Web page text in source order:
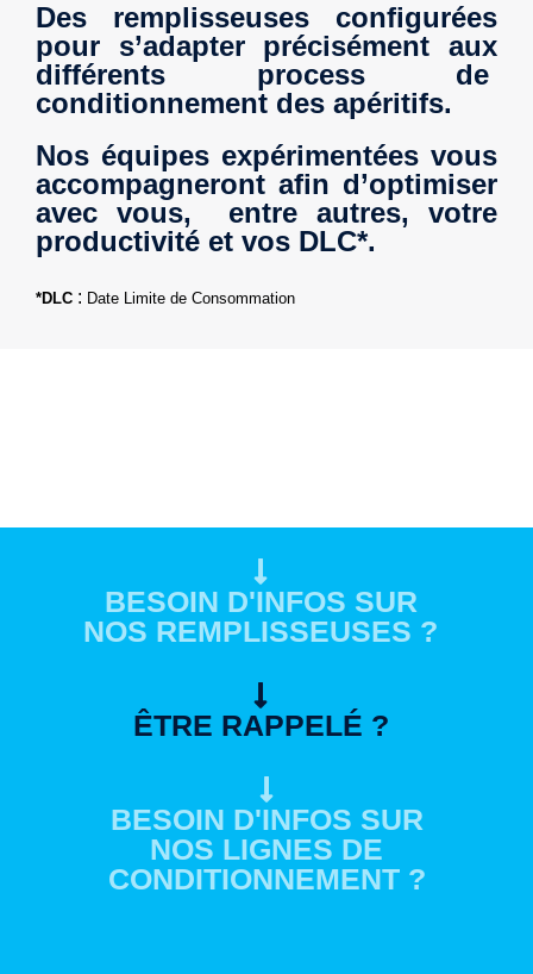
Des remplisseuses configurées
pour s’adapter précisément aux
différents process de
conditionnement des apéritifs.
Nos équipes expérimentées vous
accompagneront afin d’optimiser
avec vous, entre autres, votre
productivité et vos DLC*.
*DLC : Date Limite de Consommation
BESOIN D'INFOS SUR
NOS REMPLISSEUSES ?
ÊTRE RAPPELÉ ?
BESOIN D'INFOS SUR
NOS LIGNES DE
CONDITIONNEMENT ?